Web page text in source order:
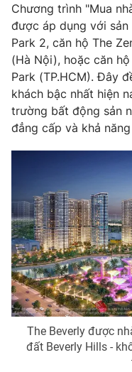
Chương trình "Mua
được áp dụng với sản
Park 2, căn hộ The
(Hà Nội), hoặc căn
Park (TP.HCM). Đây
khách bậc nhất hiện
trường bất động sản
đẳng cấp và khả
The Beverly được
đất Beverly Hills -